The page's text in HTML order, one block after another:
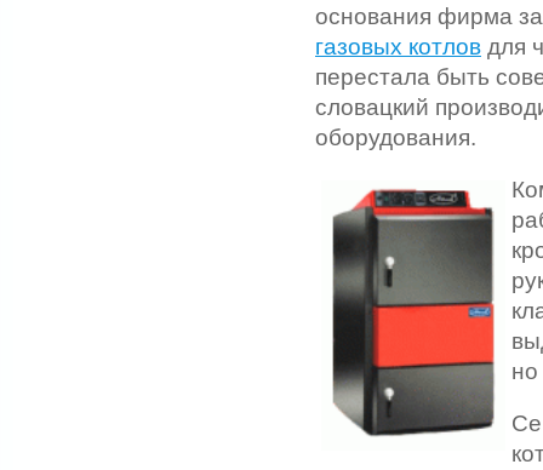
основания фирма
газовых котлов для
перестала быть
словацкий
оборудования.